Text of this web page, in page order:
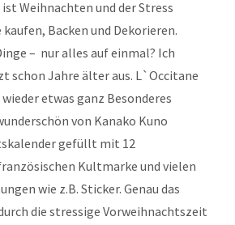
Weihnachten und der Stress
Backen und Dekorieren.
– nur alles auf einmal? Ich
schon Jahre älter aus. L`Occitane
etwas ganz Besonderes
von Kanako Kuno
gefüllt mit 12
Kultmarke und vielen
wie z.B. Sticker. Genau das
die stressige Vorweihnachtszeit